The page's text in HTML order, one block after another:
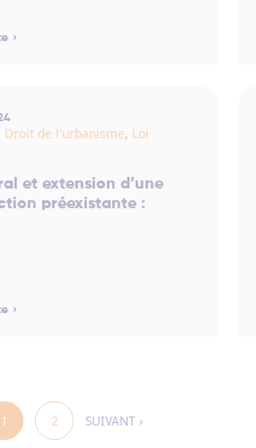
Droit de l'urbanisme, Loi
et extension d’une
préexistante :
1 2 SUIVANT ›